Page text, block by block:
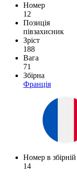
Номер
12
Позиція
півзахисник
Зріст
188
Вага
71
Збірна
Франція
Номер в збірній
14